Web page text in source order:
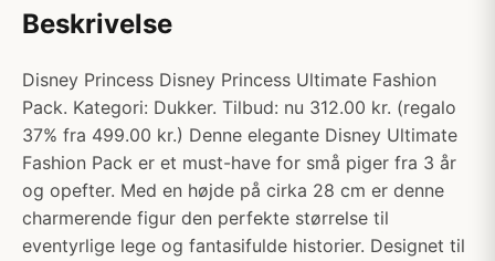
Beskrivelse
Disney Princess Disney Princess Ultimate Fashion
Pack. Kategori: Dukker. Tilbud: nu 312.00 kr. (regalo
37% fra 499.00 kr.) Denne elegante Disney Ultimate
Fashion Pack er et must-have for små piger fra 3 år
og opefter. Med en højde på cirka 28 cm er denne
charmerende figur den perfekte størrelse til
eventyrlige lege og fantasifulde historier. Designet til